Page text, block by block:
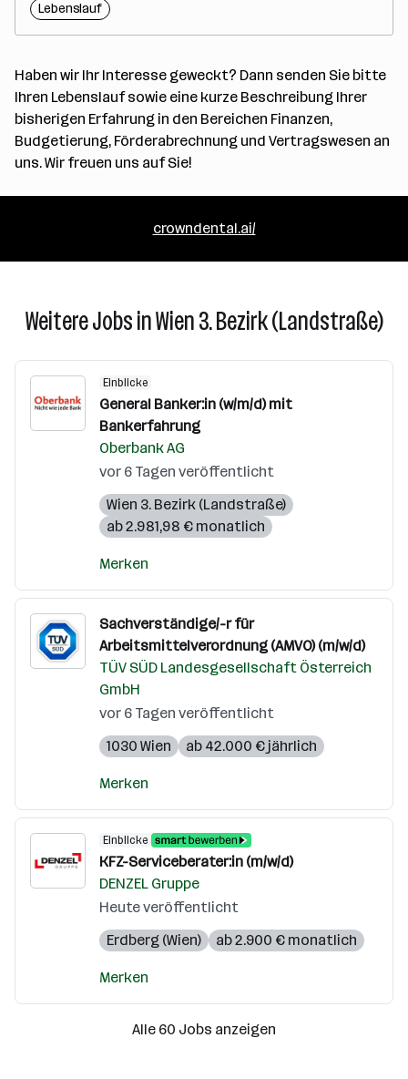
Lebenslauf
Haben wir Ihr Interesse geweckt? Dann senden Sie bitte
Ihren Lebenslauf sowie eine kurze Beschreibung Ihrer
bisherigen Erfahrung in den Bereichen Finanzen,
Budgetierung, Förderabrechnung und Vertragswesen an
uns. Wir freuen uns auf Sie!
crowndental.ai/
Weitere Jobs in Wien 3. Bezirk (Landstraße)
Einblicke
General Banker:in (w/m/d) mit
Bankerfahrung
Oberbank AG
vor 6 Tagen veröffentlicht
Wien 3. Bezirk (Landstraße)
ab 2.981,98 € monatlich
Merken
Sachverständige/-r für
Arbeitsmittelverordnung (AMVO) (m/w/d)
TÜV SÜD Landesgesellschaft Österreich
GmbH
vor 6 Tagen veröffentlicht
1030 Wien
ab 42.000 € jährlich
Merken
Einblicke
KFZ-Serviceberater:in (m/w/d)
DENZEL Gruppe
Heute veröffentlicht
Erdberg (Wien)
ab 2.900 € monatlich
Merken
Alle 60 Jobs anzeigen